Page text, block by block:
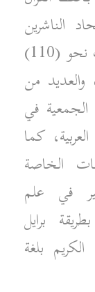
الناشرين
الأردنيين والناشرين العرب، وأصدرت نحو (110)
من
الجمعية في
كما
الخاصة
في علم
برايل
بلغة